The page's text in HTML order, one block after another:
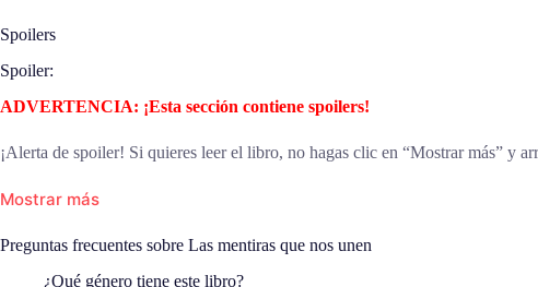
Spoilers
Spoiler:
ADVERTENCIA: ¡Esta sección contiene spoilers!
¡Alerta de spoiler! Si quieres leer el libro, no hagas clic en “Mostrar más” y
Mostrar más
Preguntas frecuentes sobre Las mentiras que nos unen
¿Qué género tiene este libro?